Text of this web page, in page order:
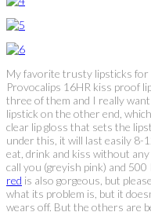
My favorite trusty lipsticks for
Provocalips 16HR kiss proof
three of them and I really
lipstick on the other end,
clear lip gloss that sets the
under this, it will last easily 8-
eat, drink and kiss without
call you (greyish pink) and
red is also gorgeous, but
what its problem is, but it
wears off. But the others are